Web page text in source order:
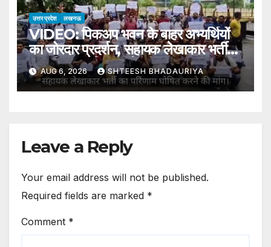
Leader
उत्तर प्रदेश लखनऊ
VIDEO: पिकअप भवन के बाहर अभ्यर्थियों
का जोरदार प्रदर्शन, सहायक लेखाकार भर्ती
का परिणाम घोषित करने की मांग
AUG 6, 2026 SHTEESH BHADAURIYA
Leave a Reply
Your email address will not be published.
Required fields are marked *
Comment *